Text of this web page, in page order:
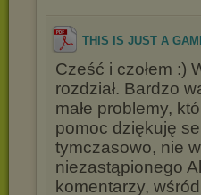
THIS IS JUST A
Cześć i czołem :)
rozdział. Bardzo
małe problemy,
pomoc dziękuję
tymczasowo, nie
niezastąpionego
komentarzy,